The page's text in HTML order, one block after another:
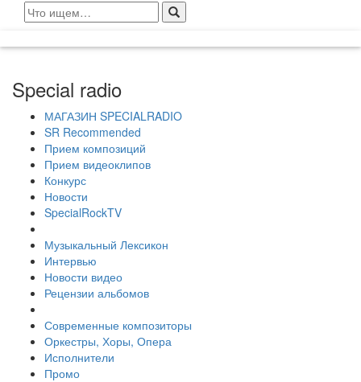
Search
for:
Special radio
МАГАЗИН SPECIALRADIO
SR Recommended
Прием композиций
Прием видеоклипов
Конкурс
Новости
SpecialRockTV
Музыкальный Лексикон
Интервью
Новости видео
Рецензии альбомов
Современные композиторы
Оркестры, Хоры, Опера
Исполнители
Промо